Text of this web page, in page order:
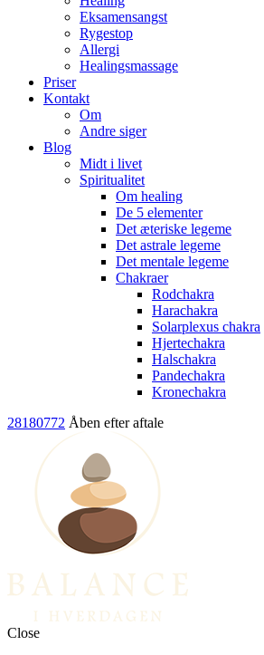
Eksamensangst
Rygestop
Allergi
Healingsmassage
Priser
Kontakt
Om
Andre siger
Blog
Midt i livet
Spiritualitet
Om healing
De 5 elementer
Det æteriske legeme
Det astrale legeme
Det mentale legeme
Chakraer
Rodchakra
Harachakra
Solarplexus chakra
Hjertechakra
Halschakra
Pandechakra
Kronechakra
28180772 Åben efter aftale
Close